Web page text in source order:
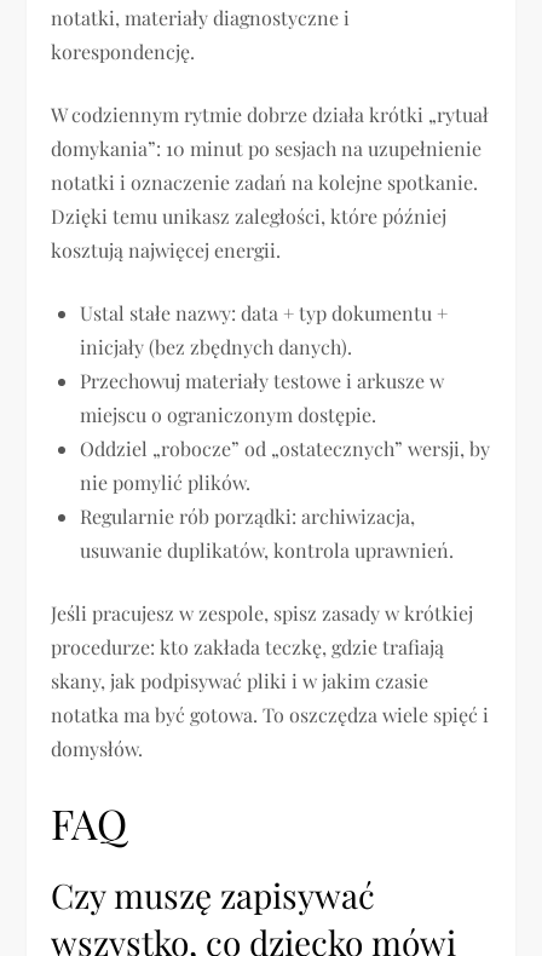
notatki, materiały diagnostyczne i
korespondencję.
W codziennym rytmie dobrze działa krótki „rytuał
domykania”: 10 minut po sesjach na uzupełnienie
notatki i oznaczenie zadań na kolejne spotkanie.
Dzięki temu unikasz zaległości, które później
kosztują najwięcej energii.
Ustal stałe nazwy: data + typ dokumentu +
inicjały (bez zbędnych danych).
Przechowuj materiały testowe i arkusze w
miejscu o ograniczonym dostępie.
Oddziel „robocze” od „ostatecznych” wersji, by
nie pomylić plików.
Regularnie rób porządki: archiwizacja,
usuwanie duplikatów, kontrola uprawnień.
Jeśli pracujesz w zespole, spisz zasady w krótkiej
procedurze: kto zakłada teczkę, gdzie trafiają
skany, jak podpisywać pliki i w jakim czasie
notatka ma być gotowa. To oszczędza wiele spięć i
domysłów.
FAQ
Czy muszę zapisywać
wszystko, co dziecko mówi